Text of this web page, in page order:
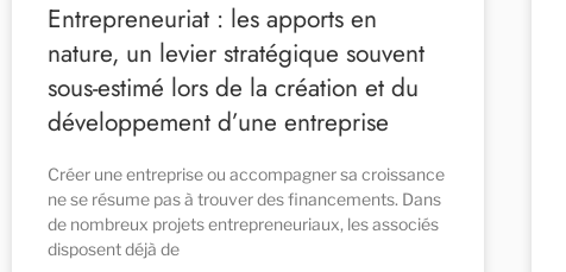
Entrepreneuriat : les apports en
nature, un levier stratégique souvent
sous-estimé lors de la création et du
développement d’une entreprise
Créer une entreprise ou accompagner sa croissance
ne se résume pas à trouver des financements. Dans
de nombreux projets entrepreneuriaux, les associés
disposent déjà de